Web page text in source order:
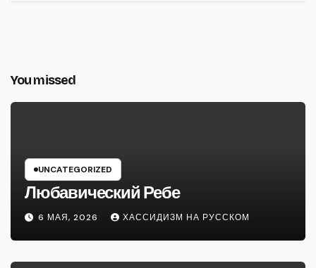
You missed
UNCATEGORIZED
Любавический Ребе
6 МАЯ, 2026 ХАССИДИЗМ НА РУССКОМ